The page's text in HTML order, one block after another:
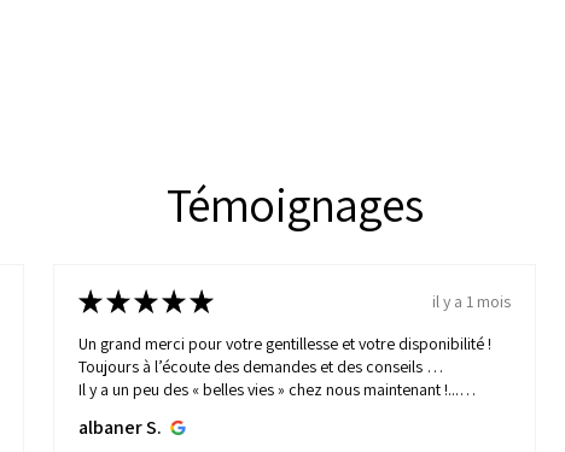
Témoignages
★★★★★
il y a 1 mois
Un grand merci pour votre gentillesse et votre disponibilité !
Toujours à l’écoute des demandes et des conseils …
Il y a un peu des « belles vies » chez nous maintenant !...
albaner S.